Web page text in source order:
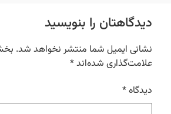
دیدگاهتان را بنویسید
نشانی ایمیل شما منتشر نخواهد شد.
علامت‌گذاری شده‌اند*
دیدگاه*